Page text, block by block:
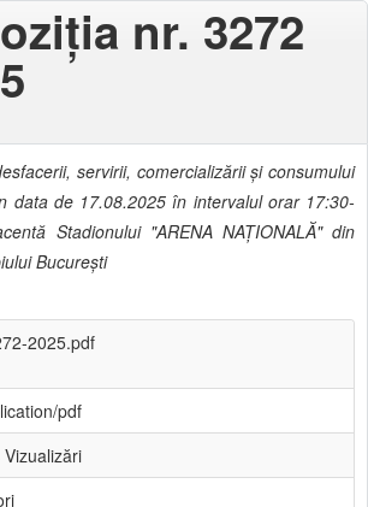
nr. 3272
servirii, comercializării şi consumului
data de 17.08.2025 în intervalul orar 17:30-
Stadionului "ARENA NAŢIONALĂ" din
Bucureşti
2025.pdf
pdf